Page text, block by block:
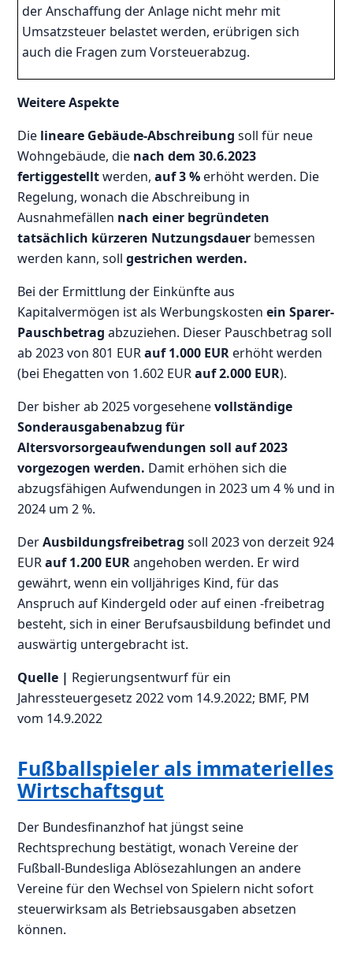
der Anschaffung der Anlage nicht mehr mit
Umsatzsteuer belastet werden, erübrigen sich
auch die Fragen zum Vorsteuerabzug.
Weitere Aspekte
Die lineare Gebäude-Abschreibung soll für neue
Wohngebäude, die nach dem 30.6.2023
fertiggestelltwerden,auf 3 %erhöht werden. Die
Regelung, wonach die Abschreibung in
Ausnahmefällen nach einer begründeten
tatsächlich kürzeren Nutzungsdauer bemessen
werden kann, sollgestrichen werden.
Bei der Ermittlung der Einkünfte aus
Kapitalvermögen ist als Werbungskostenein Sparer-
Pauschbetragabzuziehen. Dieser Pauschbetrag soll
ab 2023 von 801 EURauf 1.000 EURerhöht werden
(bei Ehegatten von 1.602 EURauf 2.000 EUR).
Der bisher ab 2025 vorgesehenevollständige
Sonderausgabenabzug für
Altersvorsorgeaufwendungen soll auf 2023
vorgezogen werden. Damit erhöhen sich die
abzugsfähigen Aufwendungen in 2023 um 4 % und in
2024 um 2 %.
DerAusbildungsfreibetrag soll 2023 von derzeit 924
EURauf 1.200 EURangehoben werden. Er wird
gewährt, wenn ein volljähriges Kind, für das
Anspruch auf Kindergeld oder auf einen -freibetrag
besteht, sich in einer Berufsausbildung befindet und
auswärtig untergebracht ist.
Quelle | Regierungsentwurf für ein
Jahressteuergesetz 2022 vom 14.9.2022; BMF, PM
vom 14.9.2022
Fußballspieler als immaterielles
Wirtschaftsgut
Der Bundesfinanzhof hat jüngst seine
Rechtsprechung bestätigt, wonach Vereine der
Fußball-Bundesliga Ablösezahlungen an andere
Vereine für den Wechsel von Spielern nicht sofort
steuerwirksam als Betriebsausgaben absetzen
können.